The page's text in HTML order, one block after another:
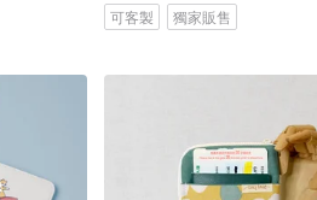
可客製 獨家販售